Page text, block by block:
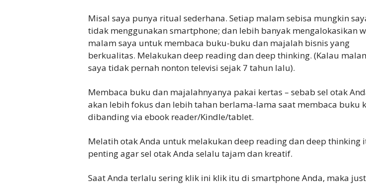
Misal saya punya ritual sederhana. Setiap malam sebisa mungkin
tidak menggunakan smartphone; dan lebih banyak mengalokasikan
malam saya untuk membaca buku-buku dan majalah bisnis yang
berkualitas. Melakukan deep reading dan deep thinking. (Kalau
saya tidak pernah nonton televisi sejak 7 tahun lalu).
Membaca buku dan majalahnyanya pakai kertas – sebab sel otak
akan lebih fokus dan lebih tahan berlama-lama saat membaca buku
dibanding via ebook reader/Kindle/tablet.
Melatih otak Anda untuk melakukan deep reading dan deep thinking
penting agar sel otak Anda selalu tajam dan kreatif.
Saat Anda terlalu sering klik ini klik itu di smartphone Anda, maka